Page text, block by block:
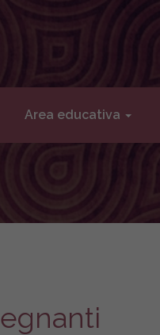
Area educativa